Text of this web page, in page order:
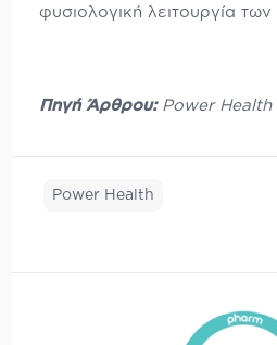
φυσιολογική λειτουργία
Πηγή Άρθρου:Power Health
Power Health